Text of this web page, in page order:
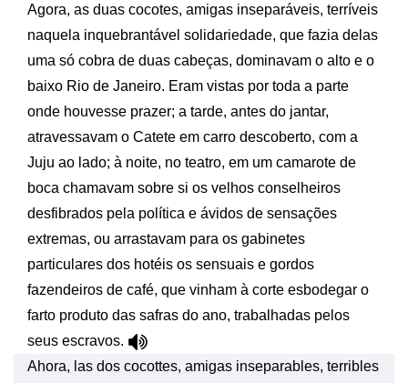
Agora, as duas cocotes, amigas inseparáveis, terríveis
naquela inquebrantável solidariedade, que fazia delas
uma só cobra de duas cabeças, dominavam o alto e o
baixo Rio de Janeiro. Eram vistas por toda a parte
onde houvesse prazer; a tarde, antes do jantar,
atravessavam o Catete em carro descoberto, com a
Juju ao lado; à noite, no teatro, em um camarote de
boca chamavam sobre si os velhos conselheiros
desfibrados pela política e ávidos de sensações
extremas, ou arrastavam para os gabinetes
particulares dos hotéis os sensuais e gordos
fazendeiros de café, que vinham à corte esbodegar o
farto produto das safras do ano, trabalhadas pelos
seus escravos.
Ahora, las dos cocottes, amigas inseparables, terribles